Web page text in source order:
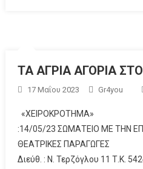
ΤΑ ΑΓΡΙΑ ΑΓΟΡΙΑ
17 Μαΐου 2023 Gr4you
«ΧΕΙΡΟΚΡΟΤΗΜΑ»
:14/05/23 ΣΩΜΑΤΕΙΟ ΜΕ ΤΗΝ
ΘΕΑΤΡΙΚΕΣ
Διεύθ. : Ν. Τερζόγλου 11 Τ.Κ.